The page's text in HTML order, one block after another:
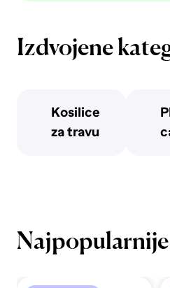
Izdvojene
Kosilice
za travu
Najpopularnije